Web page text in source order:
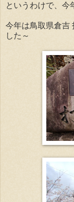
というわけで、今
今年は鳥取県倉吉
した～